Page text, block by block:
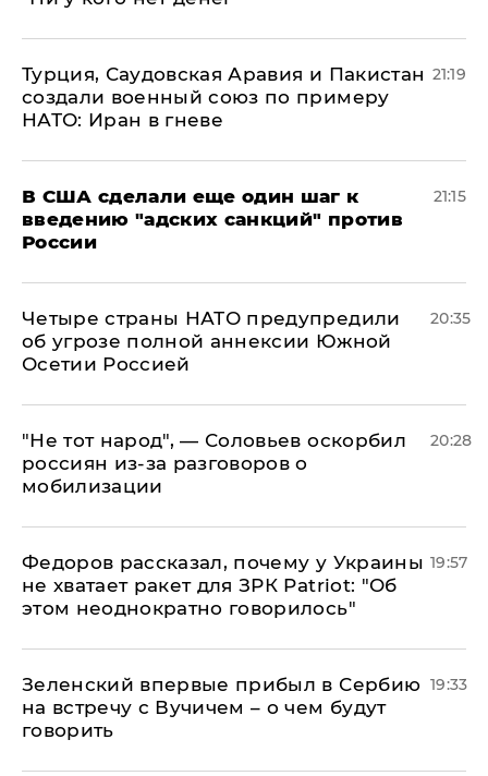
Турция, Саудовская Аравия и Пакистан
создали военный союз по примеру
НАТО: Иран в гневе
21:19
В США сделали еще один шаг к
введению "адских санкций" против
России
21:15
Четыре страны НАТО предупредили
об угрозе полной аннексии Южной
Осетии Россией
20:35
​"Не тот народ", — Соловьев оскорбил
россиян из-за разговоров о
мобилизации
20:28
Федоров рассказал, почему у Украины
не хватает ракет для ЗРК Patriot: "Об
этом неоднократно говорилось"
19:57
Зеленский впервые прибыл в Сербию
на встречу с Вучичем – о чем будут
говорить
19:33